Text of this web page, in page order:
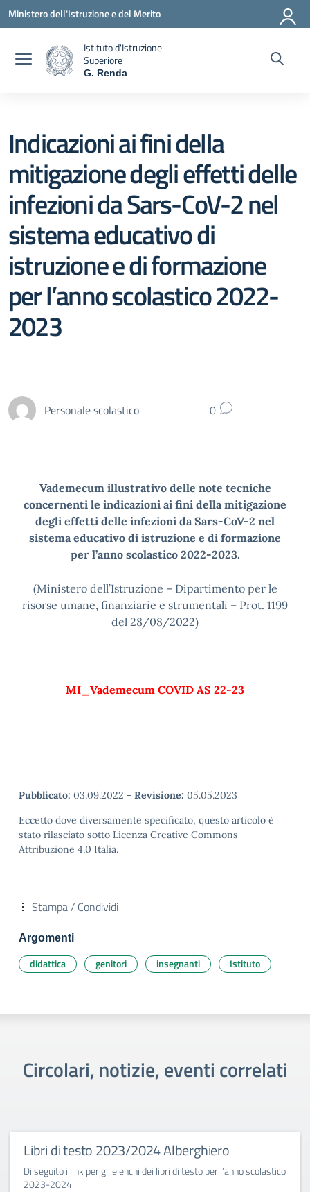
Vai ai contenuti
Vai al menu di navigazione
Vai al footer
Ministero dell'Istruzione e del Merito
Istituto d'Istruzione
Superiore
G. Renda
Indicazioni ai fini della
mitigazione degli effetti delle
infezioni da Sars-CoV-2 nel
sistema educativo di
istruzione e di formazione
per l’anno scolastico 2022-
2023
Personale scolastico 0
Vademecum illustrativo delle note tecniche
concernenti le indicazioni ai fini della mitigazione
degli effetti delle infezioni da Sars-CoV-2 nel
sistema educativo di istruzione e di formazione
per l’anno scolastico 2022-2023.
(Ministero dell’Istruzione – Dipartimento per le
risorse umane, finanziarie e strumentali – Prot. 1199
del 28/08/2022)
MI_Vademecum COVID AS 22-23
Pubblicato: 03.09.2022 - Revisione: 05.05.2023
Eccetto dove diversamente specificato, questo articolo è
stato rilasciato sotto Licenza Creative Commons
Attribuzione 4.0 Italia.
Stampa / Condividi
Argomenti
didattica genitori insegnanti Istituto
Circolari, notizie, eventi correlati
Libri di testo 2023/2024 Alberghiero
Di seguito i link per gli elenchi dei libri di testo per l’anno scolastico
2023-2024